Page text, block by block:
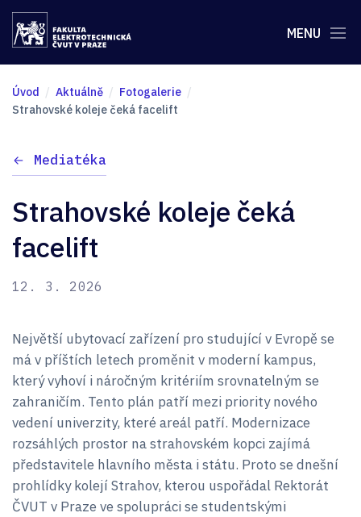
MENU
Úvod Aktuálně
Fotogalerie
Strahovské koleje čeká facelift
Mediatéka
Strahovské koleje čeká
facelift
12. 3. 2026
Největší ubytovací zařízení pro studující v Evropě se
má v příštích letech proměnit v moderní kampus,
který vyhoví i náročným kritériím srovnatelným se
zahraničím. Tento plán patří mezi priority nového
vedení univerzity, které areál patří. Modernizace
rozsáhlých prostor na strahovském kopci zajímá
představitele hlavního města i státu. Proto se dnešní
prohlídky kolejí Strahov, kterou uspořádal Rektorát
ČVUT v Praze ve spolupráci se studentskými